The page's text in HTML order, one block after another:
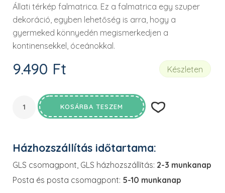
Állati térkép falmatrica. Ez a falmatrica egy szuper
dekoráció, egyben lehetőség is arra, hogy a
gyermeked könnyedén megismerkedjen a
kontinensekkel, óceánokkal.
9.490 Ft Készleten
KOSÁRBA TESZEM
Házhozszállítás időtartama:
GLS csomagpont, GLS házhozszállítás: 2-3 munkanap
Posta és posta csomagpont: 5-10 munkanap